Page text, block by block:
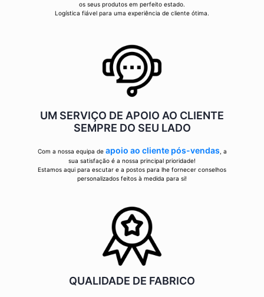
os seus produtos em perfeito estado.
Logística fiável para uma experiência de cliente ótima.
UM SERVIÇO DE APOIO AO CLIENTE
SEMPRE DO SEU LADO
Com a nossa equipa de apoio ao cliente pós-vendas , a
sua satisfação é a nossa principal prioridade!
Estamos aqui para escutar e a postos para lhe fornecer conselhos
personalizados feitos à medida para si!
QUALIDADE DE FABRICO